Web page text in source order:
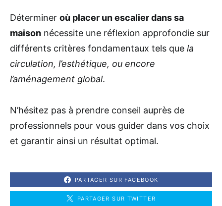
Déterminer où placer un escalier dans sa
maison nécessite une réflexion approfondie sur
différents critères fondamentaux tels que la
circulation, l’esthétique, ou encore
l’aménagement global.
N’hésitez pas à prendre conseil auprès de
professionnels pour vous guider dans vos choix
et garantir ainsi un résultat optimal.
PARTAGER SUR FACEBOOK
PARTAGER SUR TWITTER